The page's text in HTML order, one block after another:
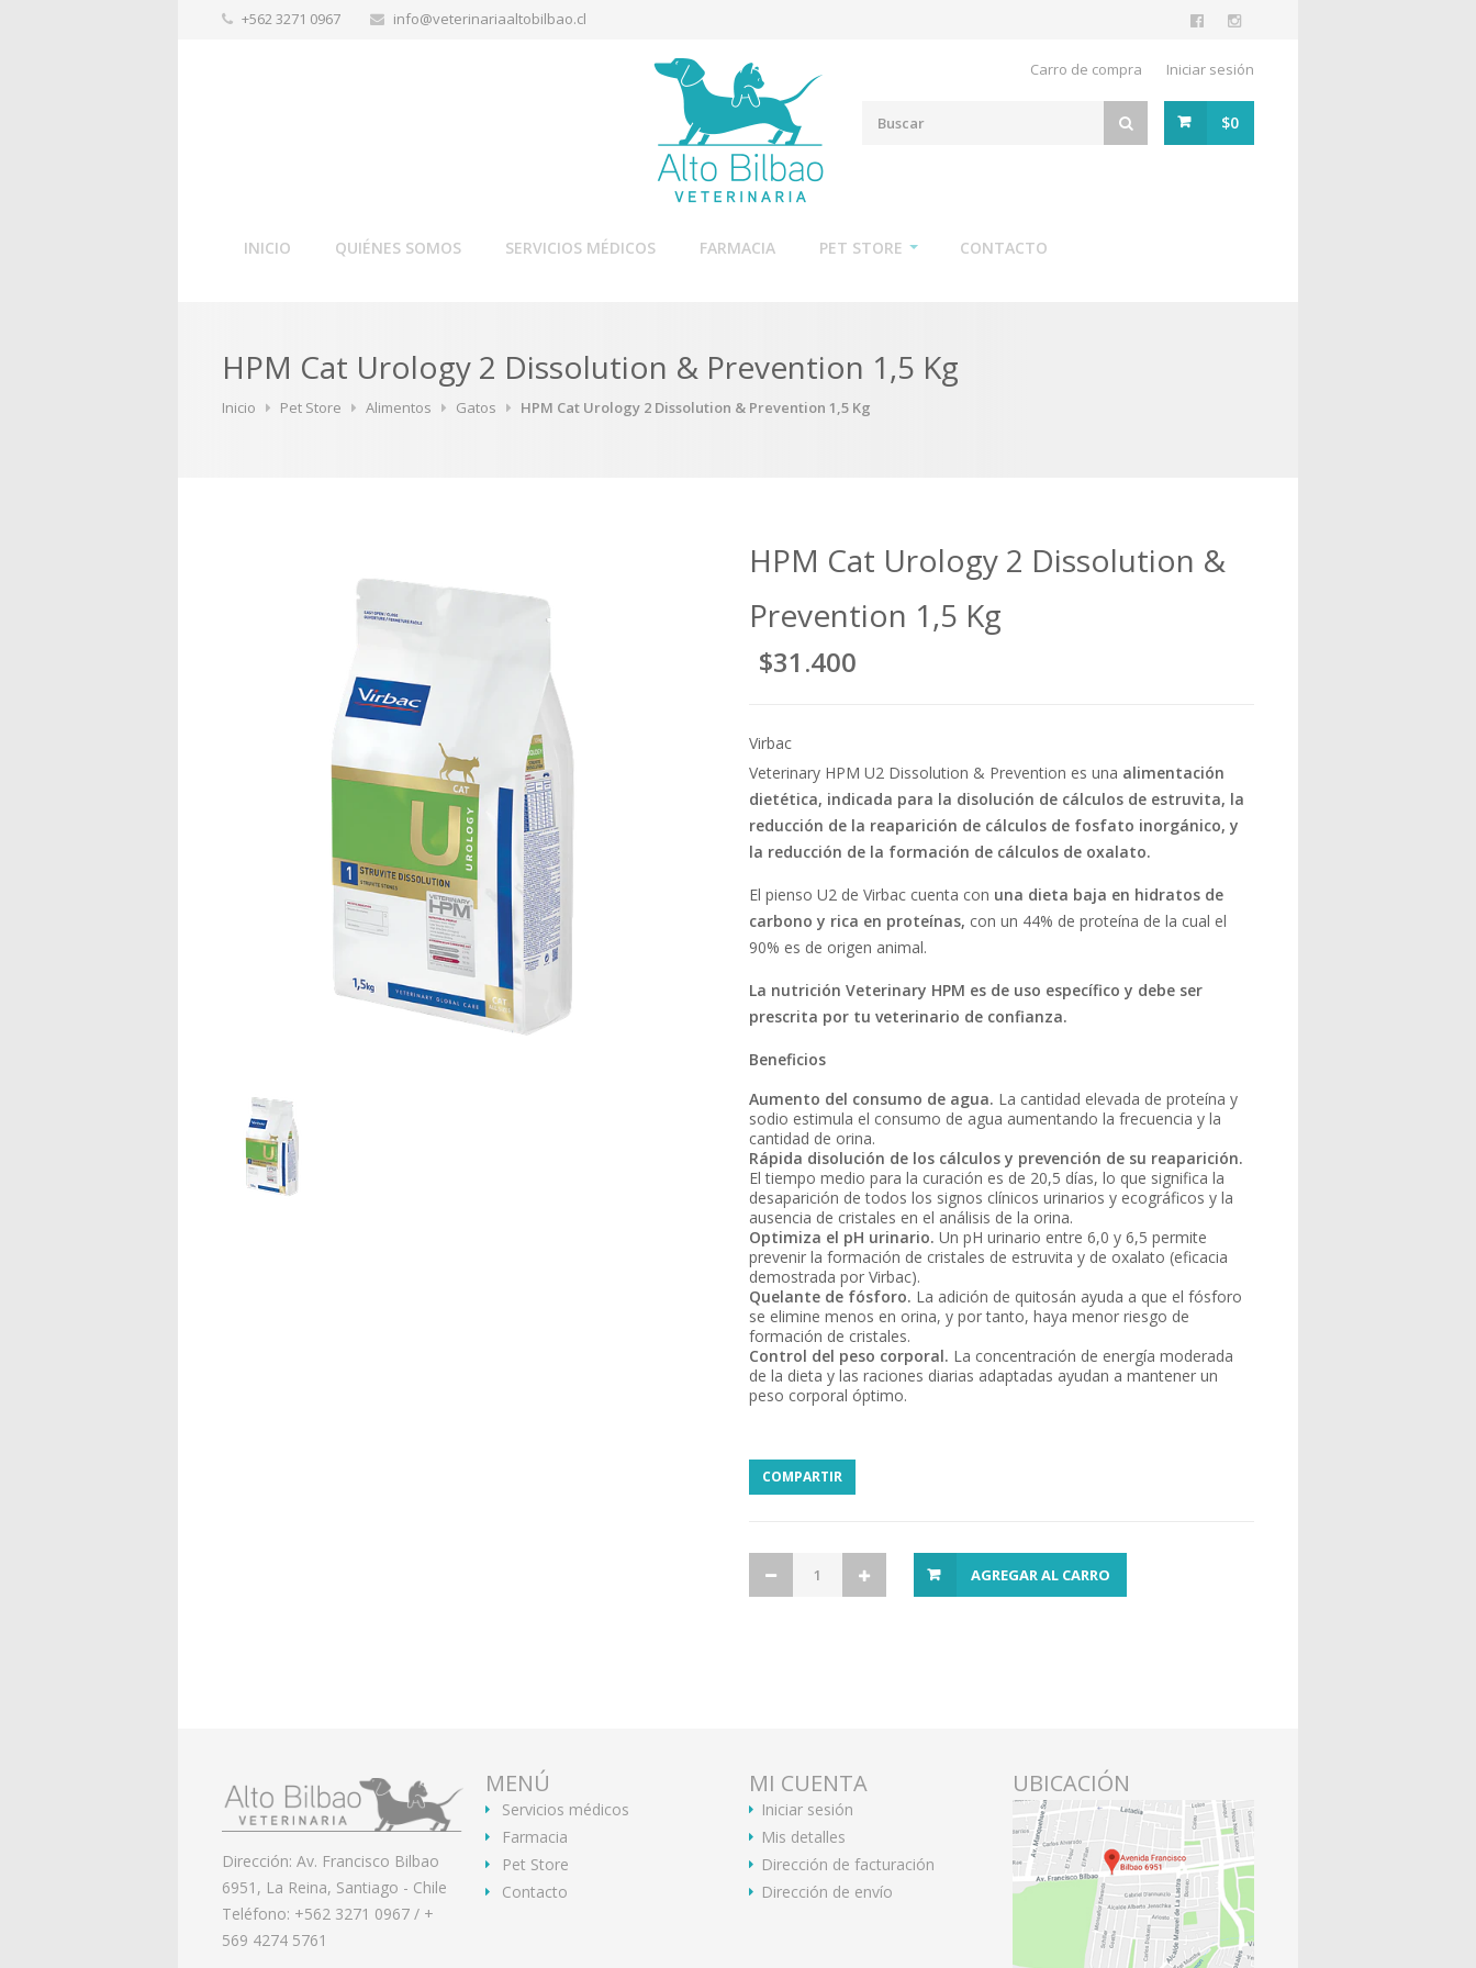
+562 3271 0967 info@veterinariaaltobilbao.cl
Carro de compra Iniciar sesión
$0
INICIO QUIÉNES SOMOS SERVICIOS MÉDICOS FARMACIA PET STORE CONTACTO
HPM Cat Urology 2 Dissolution & Prevention 1,5 Kg
Inicio Pet Store Alimentos Gatos HPM Cat Urology 2 Dissolution & Prevention 1,5 Kg
HPM Cat Urology 2 Dissolution &
Prevention 1,5 Kg
$31.400
Virbac
Veterinary HPM U2 Dissolution & Prevention es una alimentación
dietética, indicada para la disolución de cálculos de estruvita, la
reducción de la reaparición de cálculos de fosfato inorgánico, y
la reducción de la formación de cálculos de oxalato.
El pienso U2 de Virbac cuenta con una dieta baja en hidratos de
carbono y rica en proteínas, con un 44% de proteína de la cual el
90% es de origen animal.
La nutrición Veterinary HPM es de uso específico y debe ser
prescrita por tu veterinario de confianza.
Beneficios
Aumento del consumo de agua. La cantidad elevada de proteína y
sodio estimula el consumo de agua aumentando la frecuencia y la
cantidad de orina.
Rápida disolución de los cálculos y prevención de su reaparición.
El tiempo medio para la curación es de 20,5 días, lo que significa la
desaparición de todos los signos clínicos urinarios y ecográficos y la
ausencia de cristales en el análisis de la orina.
Optimiza el pH urinario. Un pH urinario entre 6,0 y 6,5 permite
prevenir la formación de cristales de estruvita y de oxalato (eficacia
demostrada por Virbac).
Quelante de fósforo. La adición de quitosán ayuda a que el fósforo
se elimine menos en orina, y por tanto, haya menor riesgo de
formación de cristales.
Control del peso corporal. La concentración de energía moderada
de la dieta y las raciones diarias adaptadas ayudan a mantener un
peso corporal óptimo.
COMPARTIR
AGREGAR AL CARRO
Dirección: Av. Francisco Bilbao
6951, La Reina, Santiago - Chile
Teléfono: +562 3271 0967 / +
569 4274 5761
MENÚ
Servicios médicos
Farmacia
Pet Store
Contacto
MI CUENTA
Iniciar sesión
Mis detalles
Dirección de facturación
Dirección de envío
UBICACIÓN